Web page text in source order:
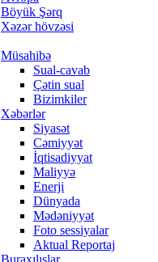
Böyük Şərq
Xəzər hövzəsi
Müsahibə
Sual-cavab
Çətin sual
Bizimkiler
Xəbərlər
Siyasət
Cəmiyyət
İqtisadiyyat
Maliyyə
Enerji
Dünyada
Mədəniyyət
Foto sessiyalar
Aktual Reportaj
Buraxılışlar